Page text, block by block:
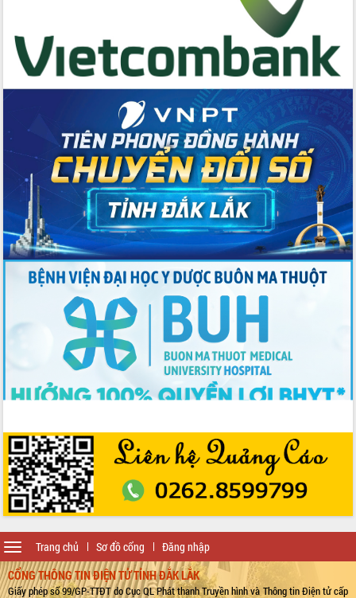
Trang chủ Sơ đồ cổng Đăng nhập
Toggle
navigation
CỔNG THÔNG TIN ĐIỆN TỬ TỈNH ĐẮK LẮK
Giấy phép số 99/GP-TTĐT do Cục QL Phát thanh Truyền hình và Thông tin Điện tử cấp